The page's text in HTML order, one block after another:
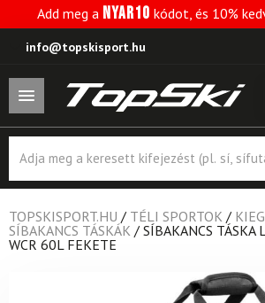
Add meg a NYAR10 kódot, és 10%
info@topskisport.hu
search
TOPSKISPORT.HU / TÉLI SPORTOK /
SÍBAKANCS TÁSKÁK / SÍBAKANCS TÁSKA
WCR 60L FEKETE